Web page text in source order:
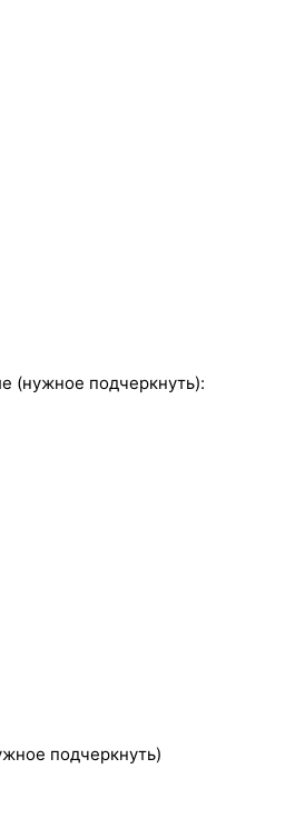
(нужное подчеркнуть):
подчеркнуть)